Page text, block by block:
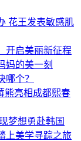
花王发表敏感肌
开启美丽新征程
妈的美一刻
个？
熊亮相成都熙春
梦想勇赴韩国
上美学寻踪之旅